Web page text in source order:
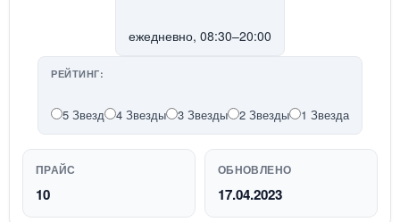
ежедневно, 08:30–20:00
РЕЙТИНГ:
5 Звезд 4 Звезды 3 Звезды 2 Звезды 1 Звезда
ПРАЙС
10
ОБНОВЛЕНО
17.04.2023